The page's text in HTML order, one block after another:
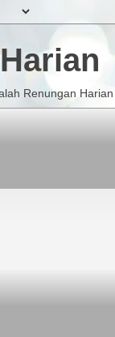
Renungan